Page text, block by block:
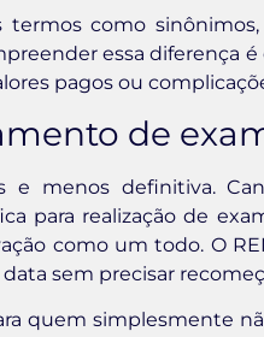
como
essa diferença
pagos ou
de
e menos definitiva.
para realização de
como um todo. O
sem precisar
quem simplesmente